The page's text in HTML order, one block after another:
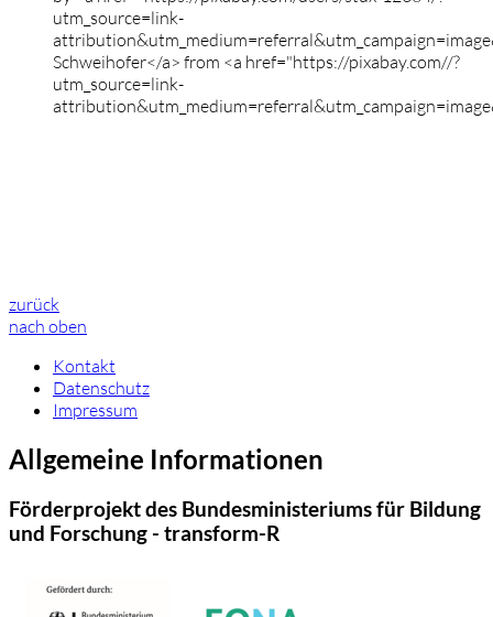
utm_source=link-
Schweihofer</a> from <a href="https://pixabay.com//?
utm_source=link-
zurück
nach oben
Kontakt
Datenschutz
Impressum
Allgemeine Informationen
Förderprojekt des Bundesministeriums für Bildung
und Forschung - transform-R